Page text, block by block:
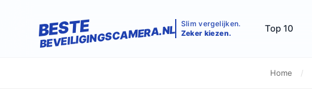
BESTE
BEVEILIGINGSCAMERA.NL Slim vergelijken.
Zeker kiezen.
Top 10
Home /